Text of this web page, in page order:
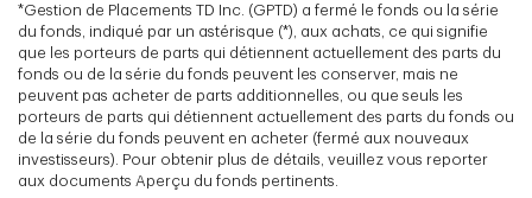
*Gestion de Placements TD Inc. (GPTD) a fermé le fonds ou la série
du fonds, indiqué par un astérisque (*), aux achats, ce qui signifie
que les porteurs de parts qui détiennent actuellement des parts du
fonds ou de la série du fonds peuvent les conserver, mais ne
peuvent pas acheter de parts additionnelles, ou que seuls les
porteurs de parts qui détiennent actuellement des parts du fonds ou
de la série du fonds peuvent en acheter (fermé aux nouveaux
investisseurs). Pour obtenir plus de détails, veuillez vous reporter
aux documents Aperçu du fonds pertinents.